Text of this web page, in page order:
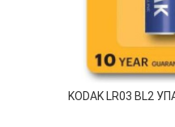
KODAK LR03 BL2